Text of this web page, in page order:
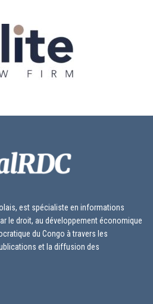
est spécialiste en informations
le droit, au développement économique
du Congo à travers les
et la diffusion des